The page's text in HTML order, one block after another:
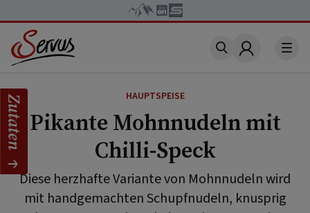
Account
HAUPTSPEISE
Pikante Mohnnudeln mit
Chilli-Speck
Diese herzhafte Variante von Mohnnudeln wird
mit handgemachten Schupfnudeln, knusprig
Zutaten